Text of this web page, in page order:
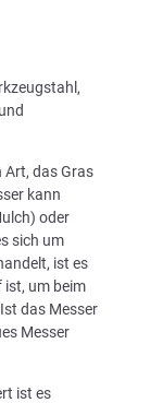
Art, das Gras
kann
oder
sich um
ist es
ist, um beim
das Messer
Messer
ist es